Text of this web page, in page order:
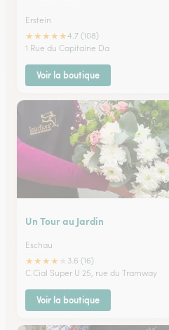
Erstein
★★★★★4.7 (108)
1 Rue du Capitaine Da
Voir la boutique
Un Tour au Jardin
Eschau
★★★★
3.6 (16)
C.Cial Super U 25, rue du Tramway
Voir la boutique